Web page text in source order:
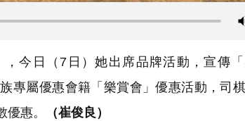
今日（7日）她出席品牌活動，宣傳
專屬優惠會籍「樂賞會」優惠活動，司
惠。
（崔俊良）